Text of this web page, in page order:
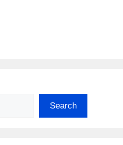
Search